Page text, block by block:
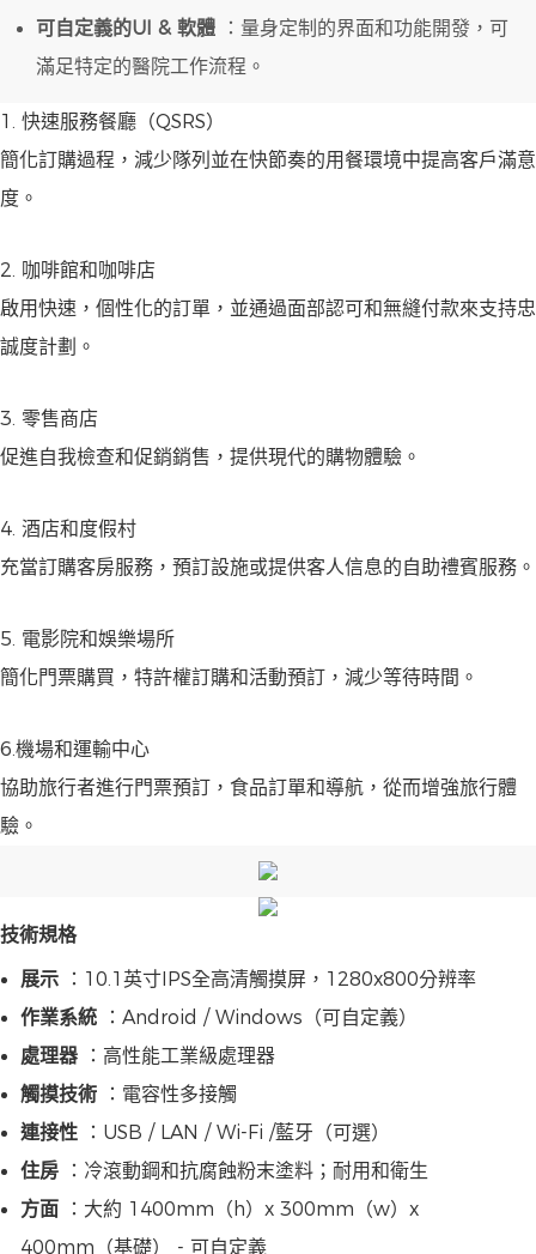
可自定義的UI & 軟體
：量身定制的界面和功能開發，可
滿足特定的醫院工作流程。
1. 快速服務餐廳（QSRS）
簡化訂購過程，減少隊列並在快節奏的用餐環境中提高客戶滿意
度。
2. 咖啡館和咖啡店
啟用快速，個性化的訂單，並通過面部認可和無縫付款來支持忠
誠度計劃。
3. 零售商店
促進自我檢查和促銷銷售，提供現代的購物體驗。
4. 酒店和度假村
充當訂購客房服務，預訂設施或提供客人信息的自助禮賓服務。
5. 電影院和娛樂場所
簡化門票購買，特許權訂購和活動預訂，減少等待時間。
6.機場和運輸中心
協助旅行者進行門票預訂，食品訂單和導航，從而增強旅行體
驗。
技術規格
展示
：10.1英寸IPS全高清觸摸屏，1280x800分辨率
作業系統
：Android / Windows（可自定義）
處理器
：高性能工業級處理器
觸摸技術
：電容性多接觸
連接性
：USB / LAN / Wi-Fi /藍牙（可選）
住房
：冷滾動鋼和抗腐蝕粉末塗料；耐用和衛生
方面
：大約 1400mm（h）x 300mm（w）x
400mm（基礎） - 可自定義